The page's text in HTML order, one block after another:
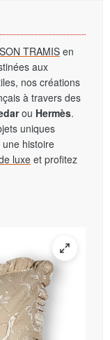
TRAMIS en
aux
nos créations
à travers des
ou Hermès.
uniques
histoire
luxe et profitez